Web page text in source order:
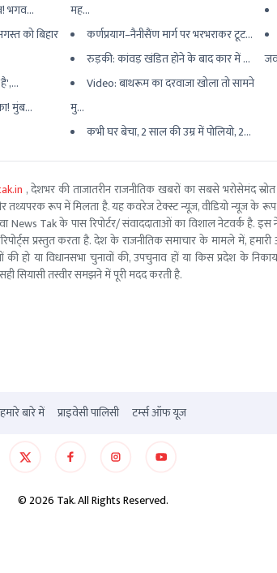
भगव...
को बिहार
मुंब...
मह...
कर्णप्रयाग–नैनीसैंण मार्ग पर भरभराकर टूट...
रुड़की: कांवड़ खंडित होने के बाद कार में ...
Video: बाथरूम का दरवाजा खोला तो सामने
मु...
कभी घर बेचा, 2 साल की उम्र में पोलियो, 2...
, देशभर की ताजातरीन राजनीतिक खबरों का सबसे भरोसेमंद
तथ्यपरक रूप में मिलता है. यह कवरेज टेक्स्ट न्यूज, वीडियो न्यूज के
News Tak के पास रिपोर्टर/ संवाददाताओं का विशाल नेटवर्क
प्रस्तुत करता है. देश के राजनीतिक समाचार के मामले में,
की हो या विधानसभा चुनावों की, उपचुनाव हों या किस प्रदेश के
सियासी तस्वीर समझने में पूरी मदद करती है.
हमारे बारे में प्राइवेसी पालिसी टर्म्स ऑफ यूज
©2026 Tak. All Rights Reserved.